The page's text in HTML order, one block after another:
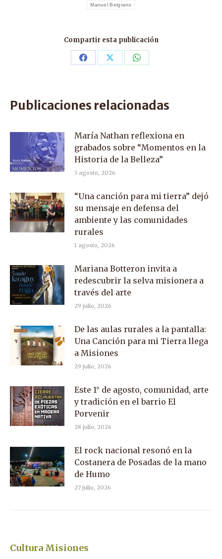
Manuel Belgrano
Compartir esta publicación
Share Share Share
Publicaciones relacionadas
María Nathan reflexiona en
grabados sobre “Momentos en la
Historia de la Belleza”
3 agosto, 2026
“Una canción para mi tierra” dejó
su mensaje en defensa del
ambiente y las comunidades
rurales
1 agosto, 2026
Mariana Botteron invita a
redescubrir la selva misionera a
través del arte
29 julio, 2026
De las aulas rurales a la pantalla:
Una Canción para mi Tierra llega
a Misiones
29 julio, 2026
Este 1° de agosto, comunidad, arte
y tradición en el barrio El
Porvenir
28 julio, 2026
El rock nacional resonó en la
Costanera de Posadas de la mano
de Humo
27 julio, 2026
Cultura Misiones